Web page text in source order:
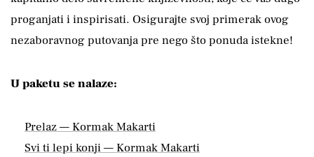
proganjati i inspirisati. Osigurajte svoj primerak ovog
nezaboravnog putovanja pre nego što ponuda istekne!
U paketu se nalaze:
Prelaz — Kormak Makarti
Svi ti lepi konji — Kormak Makarti